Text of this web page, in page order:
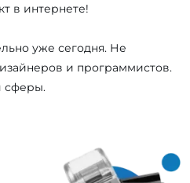
в интернете!
уже сегодня. Не
и программистов.
сферы.